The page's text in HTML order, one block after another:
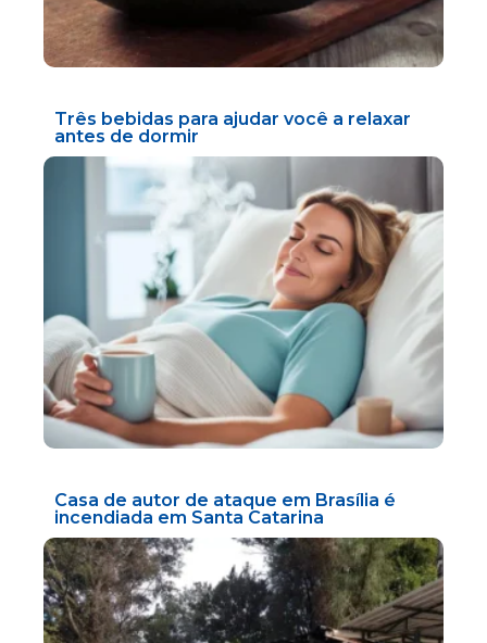
Três bebidas para ajudar você a relaxar
antes de dormir
Casa de autor de ataque em Brasília é
incendiada em Santa Catarina